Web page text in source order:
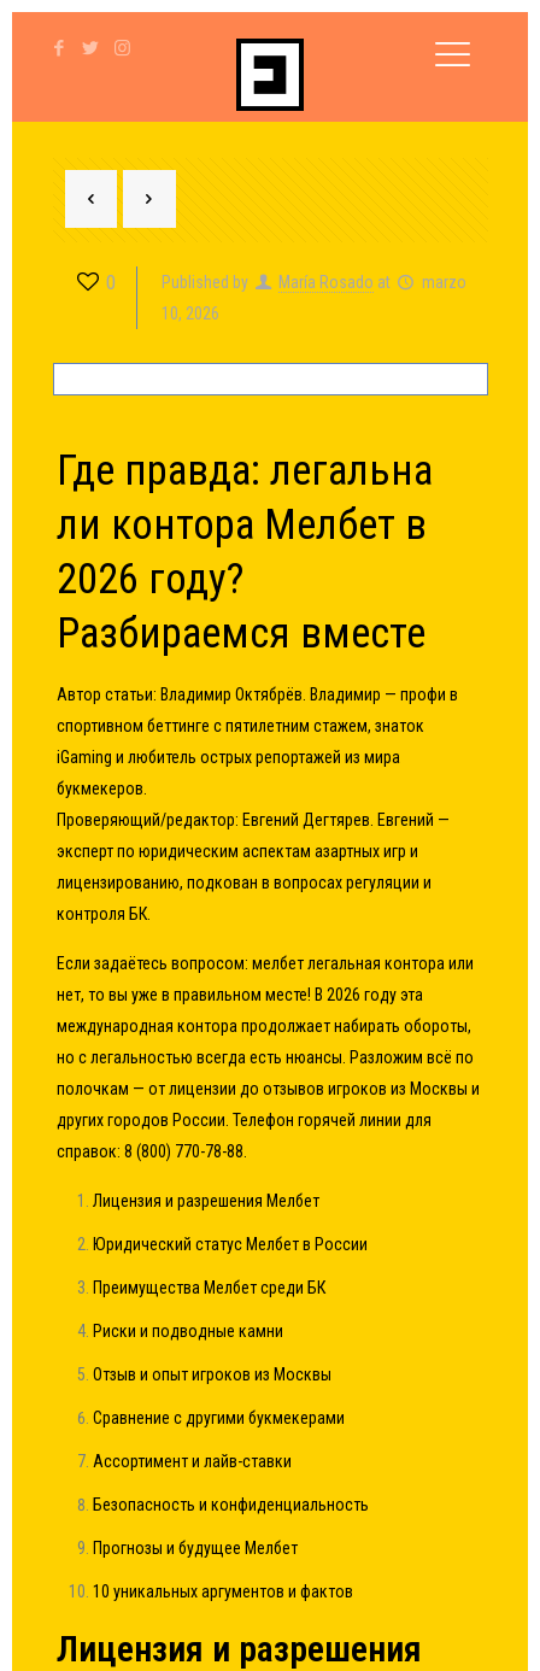
0 Published by María Rosado at
marzo
10, 2026
Где правда: легальна
ли контора Мелбет в
2026 году?
Разбираемся вместе
Автор статьи: Владимир Октябрёв . Владимир — профи в
спортивном беттинге с пятилетним стажем, знаток
iGaming и любитель острых репортажей из мира
букмекеров.
Проверяющий/редактор: Евгений Дегтярев . Евгений —
эксперт по юридическим аспектам азартных игр и
лицензированию, подкован в вопросах регуляции и
контроля БК.
Если задаётесь вопросом:мелбет легальная контора или
нет, то вы уже в правильном месте! В 2026 году эта
международная контора продолжает набирать обороты,
но с легальностью всегда есть нюансы. Разложим всё по
полочкам — от лицензии до отзывов игроков из Москвы и
других городов России. Телефон горячей линии для
справок: 8 (800) 770-78-88.
Лицензия и разрешения Мелбет
Юридический статус Мелбет в России
Преимущества Мелбет среди БК
Риски и подводные камни
Отзыв и опыт игроков из Москвы
Сравнение с другими букмекерами
Ассортимент и лайв-ставки
Безопасность и конфиденциальность
Прогнозы и будущее Мелбет
10 уникальных аргументов и фактов
Лицензия и разрешения